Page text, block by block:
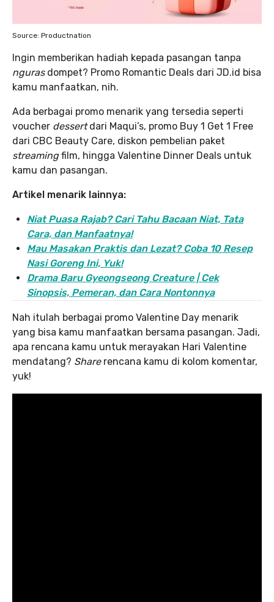
Source: Productnation
Ingin memberikan hadiah kepada pasangan tanpa
ngurasdompet? Promo Romantic Deals dari JD.id bisa
kamu manfaatkan, nih.
Ada berbagai promo menarik yang tersedia seperti
voucher dessertdari Maqui’s, promo Buy 1 Get 1 Free
dari CBC Beauty Care, diskon pembelian paket
streamingfilm, hingga Valentine Dinner Deals untuk
kamu dan pasangan.
Artikel menarik lainnya:
Niat Puasa Rajab? Cari Tahu Bacaan Niat, Tata
Cara, dan Manfaatnya!
Mau Masakan Praktis dan Lezat? Coba 10 Resep
Nasi Goreng Ini, Yuk!
Drama Baru Gyeongseong Creature | Cek
Sinopsis, Pemeran, dan Cara Nontonnya
Nah itulah berbagai promo Valentine Day menarik
yang bisa kamu manfaatkan bersama pasangan. Jadi,
apa rencana kamu untuk merayakan Hari Valentine
mendatang? Share rencana kamu di kolom komentar,
yuk!